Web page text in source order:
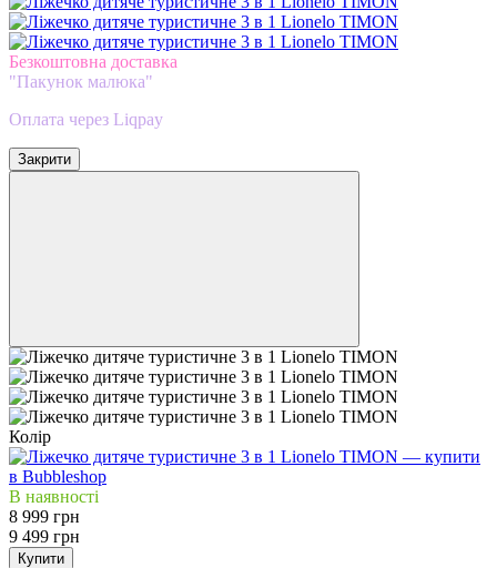
Безкоштовна доставка
"Пакунок малюка"
Оплата через Liqpay
Закрити
Колір
В наявності
8 999 грн
9 499 грн
Купити